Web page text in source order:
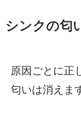
シンクの匂
原因ごとに正
匂いは消えま